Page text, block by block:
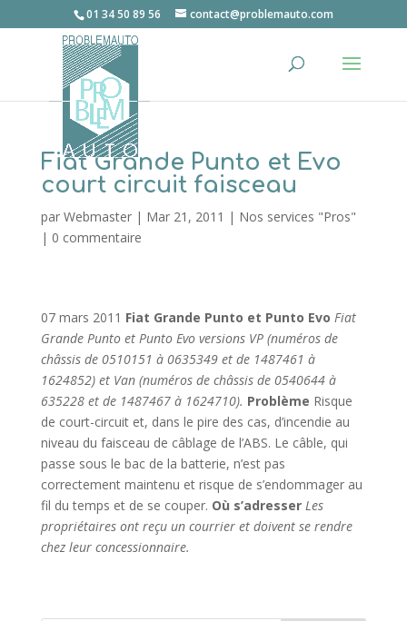
01 34 50 89 56 contact@problemauto.com
Fiat Grande Punto et Evo
court circuit faisceau
par Webmaster| Mar 21, 2011 | Nos services "Pros"
| 0 commentaire
07 mars 2011 Fiat Grande Punto et Punto Evo Fiat
Grande Punto et Punto Evo versions VP (numéros de
châssis de 0510151 à 0635349 et de 1487461 à
1624852) et Van (numéros de châssis de 0540644 à
635228 et de 1487467 à 1624710). Problème Risque
de court-circuit et, dans le pire des cas, d’incendie au
niveau du faisceau de câblage de l’ABS. Le câble, qui
passe sous le bac de la batterie, n’est pas
correctement maintenu et risque de s’endommager au
fil du temps et de se couper. Où s’adresser Les
propriétaires ont reçu un courrier et doivent se rendre
chez leur concessionnaire.